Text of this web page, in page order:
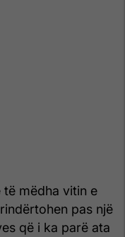
mëdha vitin e
pas një
që i ka parë ata